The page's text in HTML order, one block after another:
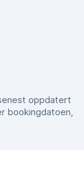
oppdatert
bookingdatoen,